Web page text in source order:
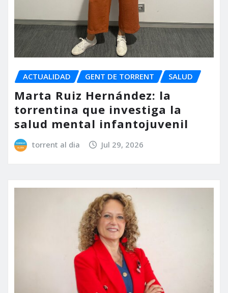
ACTUALIDAD GENT DE TORRENT SALUD
Marta Ruiz Hernández: la
torrentina que investiga la
salud mental infantojuvenil
torrent al dia Jul 29, 2026